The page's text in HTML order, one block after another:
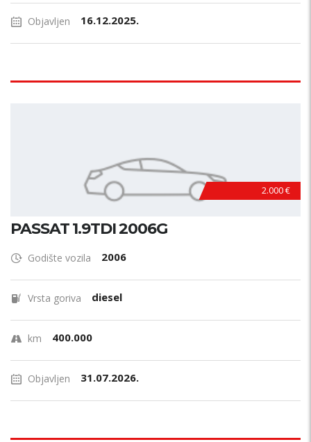
Objavljen 16.12.2025.
2.000 €
PASSAT 1.9TDI 2006G
Godište vozila 2006
Vrsta goriva diesel
km 400.000
Objavljen 31.07.2026.